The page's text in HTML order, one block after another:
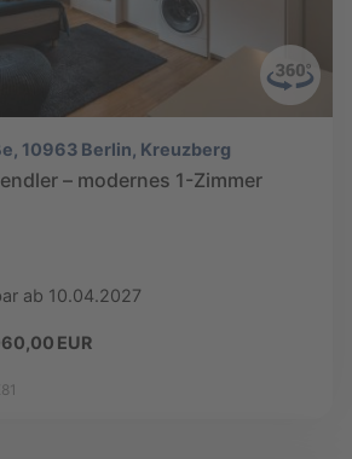
10963 Berlin, Kreuzberg
– modernes 1-Zimmer
ab 10.04.2027
EUR